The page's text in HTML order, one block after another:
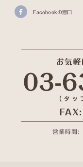
Facebookの窓口
営業時間